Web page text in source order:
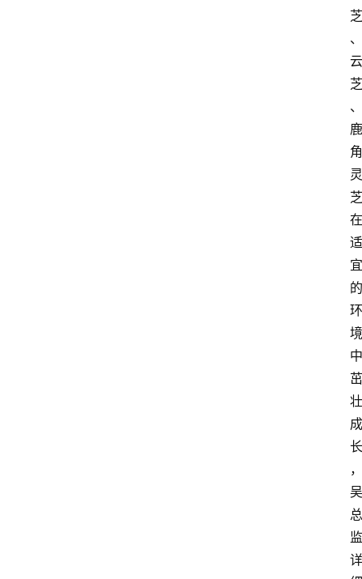
芝
、
云
芝
、
鹿
角
灵
芝
在
适
宜
的
环
境
中
茁
壮
成
长
，
吴
总
监
详